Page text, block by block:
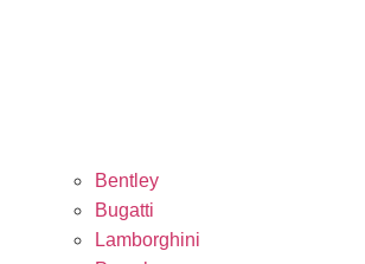
Bentley
Bugatti
Lamborghini